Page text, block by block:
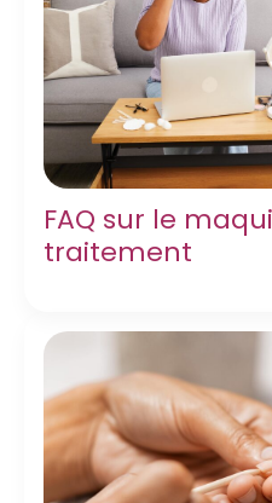
FAQ sur le
traitement